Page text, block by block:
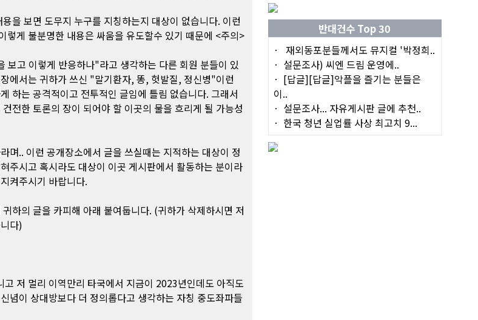
을 보면 도무지 누구를 지칭하는지 대상이 없습니다. 이런
렇게 불분명한 내용은 싸움을 유도할수 있기 때문에 <주의>
보고 이렇게 반응하나"라고 생각하는 다른 회원 분들이 있
에서는 귀하가 쓰신 "말기환자, 똥, 헛발질, 정신병"이런
하는 공격적이고 전투적인 글임에 틀림 없습니다. 그래서
전한 토론의 장이 되어야 할 이곳의 물을 흐리게 될 가능성
며.. 이런 공개장소에서 글을 쓰실때는 지적하는 대상이 정
주시고 혹시라도 대상이 이곳 게시판에서 활동하는 분이라
켜주시기 바랍니다.
하의 글을 카피해 아래 붙여둡니다. (귀하가 삭제하시면 저
다)
고 저 멀리 이역만리 타국에서 지금이 2023년인데도 아직도
념이 상대방보다 더 정의롭다고 생각하는 자칭 중도좌파들
반대건수 Top 30
재외동포분들께서도 뮤지컬 '박정희..
설문조사) 씨엔 드림 운영에..
[답글][답글]악플을 즐기는 분들은
이..
설문조사... 자유게시판 글에 추천..
한국 청년 실업률 사상 최고치 9...